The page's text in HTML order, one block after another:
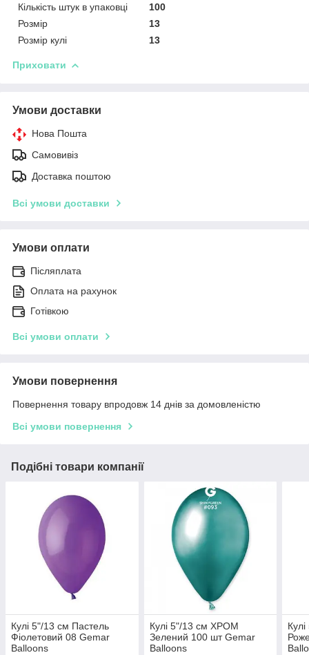
Кількість штук в упаковці
100
Розмір
13
Розмір кулі
13
Приховати
Умови доставки
Нова Пошта
Самовивіз
Доставка поштою
Всі умови доставки
Умови оплати
Післяплата
Оплата на рахунок
Готівкою
Всі умови оплати
Умови повернення
Повернення товару впродовж 14 днів за домовленістю
Всі умови повернення
Подібні товари компанії
Кулі 5"/13 см Пастель
Фіолетовий 08 Gemar
Balloons
Кулі 5"/13 см ХРОМ
Зелений 100 шт Gemar
Balloons